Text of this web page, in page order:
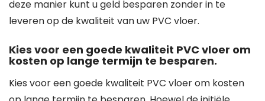
deze manier kunt u geld besparen zonder in te
leveren op de kwaliteit van uw PVC vloer.
Kies voor een goede kwaliteit PVC vloer om
kosten op lange termijn te besparen.
Kies voor een goede kwaliteit PVC vloer om kosten